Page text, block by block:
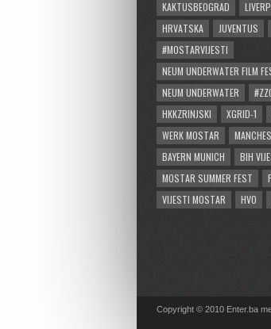
KAKTUSBEOGRAD
HRVATSKA
JUVENTUS
#MOSTARVIJESTI
NEUM UNDERWATER FILM
NEUM UNDERWATER
HKKZRINJSKI
XGRID-1
WERK MOSTAR
BAYERN MUNICH
BIH
MOSTAR SUMMER FEST
VIJESTI MOSTAR
HVO
Copyright © 2010 Enter.ba